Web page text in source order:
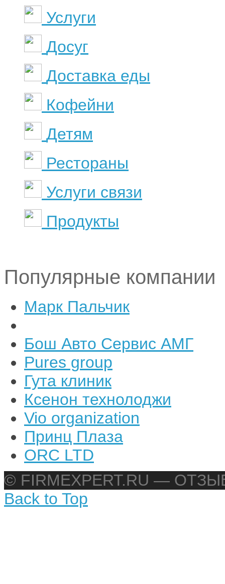
Услуги
Досуг
Доставка еды
Кофейни
Детям
Рестораны
Услуги связи
Продукты
Популярные компании
Марк Пальчик
Бош Авто Сервис АМГ
Pures group
Гута клиник
Ксенон технолоджи
Vio organization
Принц Плаза
ORC LTD
© FIRMEXPERT.RU —
Back to Top